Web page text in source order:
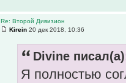
Re: Второй Дивизион
Kirein 20 дек 2018, 10:36
Divine
Я полностью